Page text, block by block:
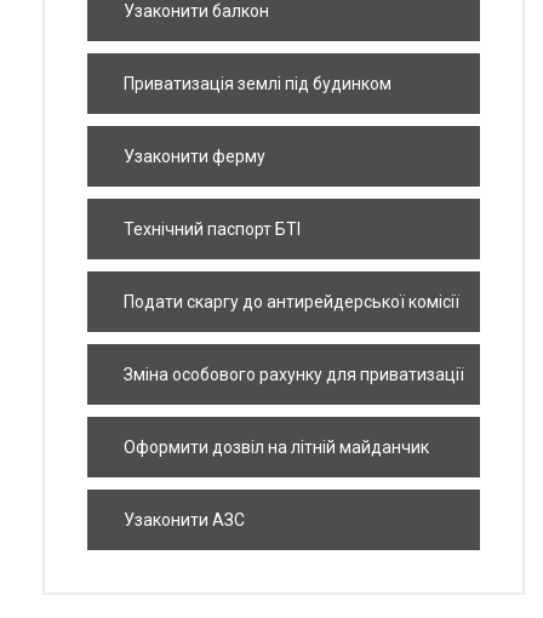
Узаконити балкон
Приватизація землі під будинком
Узаконити ферму
Технічний паспорт БТІ
Подати скаргу до антирейдерської комісії
Зміна особового рахунку для приватизації
Оформити дозвіл на літній майданчик
Узаконити АЗС